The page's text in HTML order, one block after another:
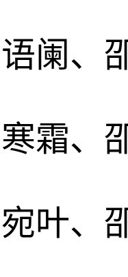
阑、
霜、
叶、